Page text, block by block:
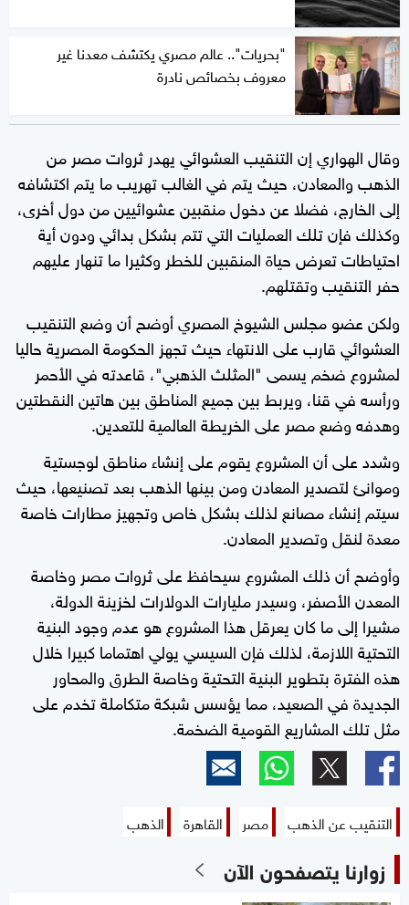
"بحريات".. عالم مصري يكتشف معدنا غير
معروف بخصائص نادرة
وقال الهواري إن التنقيب العشوائي يهدر ثروات مصر من
الذهب والمعادن، حيث يتم في الغالب تهريب ما يتم اكتشافه
إلى الخارج، فضلا عن دخول منقبين عشوائيين من دول أخرى،
وكذلك فإن تلك العمليات التي تتم بشكل بدائي ودون أية
احتياطات تعرض حياة المنقبين للخطر وكثيرا ما تنهار عليهم
حفر التنقيب وتقتلهم.
ولكن عضو مجلس الشيوخ المصري أوضح أن وضع التنقيب
العشوائي قارب على الانتهاء حيث تجهز الحكومة المصرية حاليا
لمشروع ضخم يسمى "المثلث الذهبي"، قاعدته في الأحمر
ورأسه في قنا، ويربط بين جميع المناطق بين هاتين النقطتين
وهدفه وضع مصر على الخريطة العالمية للتعدين.
وشدد على أن المشروع يقوم على إنشاء مناطق لوجستية
وموانئ لتصدير المعادن ومن بينها الذهب بعد تصنيعها، حيث
سيتم إنشاء مصانع لذلك بشكل خاص وتجهيز مطارات خاصة
معدة لنقل وتصدير المعادن.
وأوضح أن ذلك المشروع سيحافظ على ثروات مصر وخاصة
المعدن الأصفر، وسيدر مليارات الدولارات لخزينة الدولة،
مشيرا إلى ما كان يعرقل هذا المشروع هو عدم وجود البنية
التحتية اللازمة، لذلك فإن السيسي يولي اهتماما كبيرا خلال
هذه الفترة بتطوير البنية التحتية وخاصة الطرق والمحاور
الجديدة في الصعيد، مما يؤسس شبكة متكاملة تخدم على
مثل تلك المشاريع القومية الضخمة.
التنقيب عن الذهب مصر القاهرة الذهب
زوارنا يتصفحون الآن